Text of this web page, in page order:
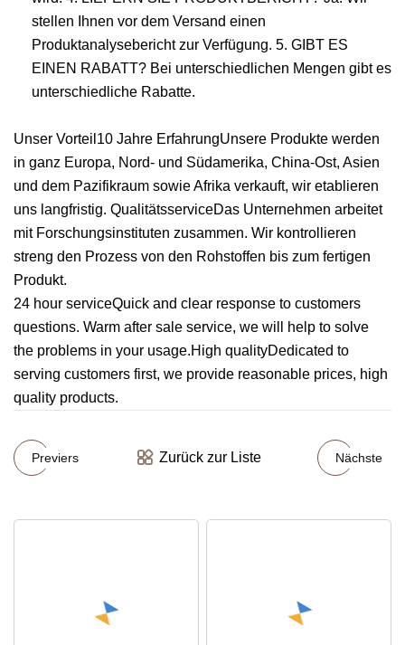
stellen Ihnen vor dem Versand einen
Produktanalysebericht zur Verfügung. 5. GIBT ES
EINEN RABATT? Bei unterschiedlichen Mengen gibt es
unterschiedliche Rabatte.
Unser Vorteil10 Jahre ErfahrungUnsere Produkte werden
in ganz Europa, Nord- und Südamerika, China-Ost, Asien
und dem Pazifikraum sowie Afrika verkauft, wir etablieren
uns langfristig. QualitätsserviceDas Unternehmen arbeitet
mit Forschungsinstituten zusammen. Wir kontrollieren
streng den Prozess von den Rohstoffen bis zum fertigen
Produkt.
24 hour serviceQuick and clear response to customers
questions. Warm after sale service, we will help to solve
the problems in your usage.High qualityDedicated to
serving customers first, we provide reasonable prices, high
quality products.
Previers Zurück zur Liste Nächste